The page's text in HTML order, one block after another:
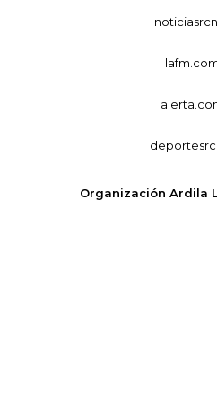
Organización Ardila